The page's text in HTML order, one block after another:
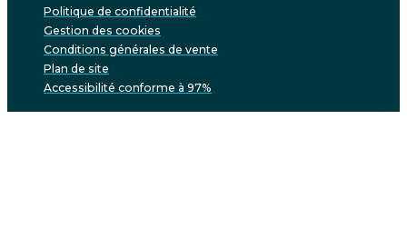
Politique de confidentialité
Gestion des cookies
Conditions générales de vente
Plan de site
Accessibilité conforme à 97%